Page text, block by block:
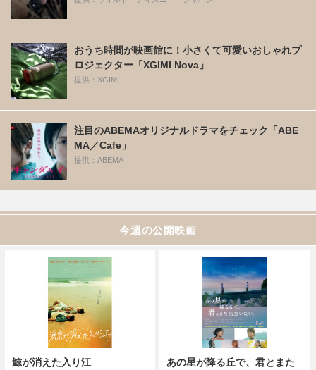
おうち時間が映画館に！小さくて可愛いおしゃれプ
ロジェクター「XGIMI Nova」
提供：XGIMI
注目のABEMAオリジナルドラマをチェック「ABE
MA／Cafe」
提供：ABEMA
今週の公開映画
鯨が消えた入り江
あの星が降る丘で、君とまた